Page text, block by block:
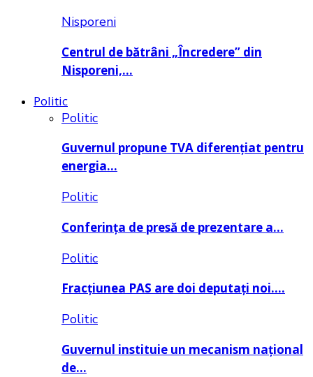
Nisporeni
Centrul de bătrâni „Încredere” din
Nisporeni,…
Politic
Politic
Guvernul propune TVA diferențiat pentru
energia…
Politic
Conferința de presă de prezentare a…
Politic
Fracțiunea PAS are doi deputați noi….
Politic
Guvernul instituie un mecanism național
de…